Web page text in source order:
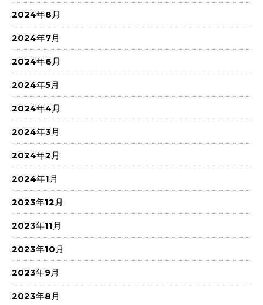
2024年8月
2024年7月
2024年6月
2024年5月
2024年4月
2024年3月
2024年2月
2024年1月
2023年12月
2023年11月
2023年10月
2023年9月
2023年8月